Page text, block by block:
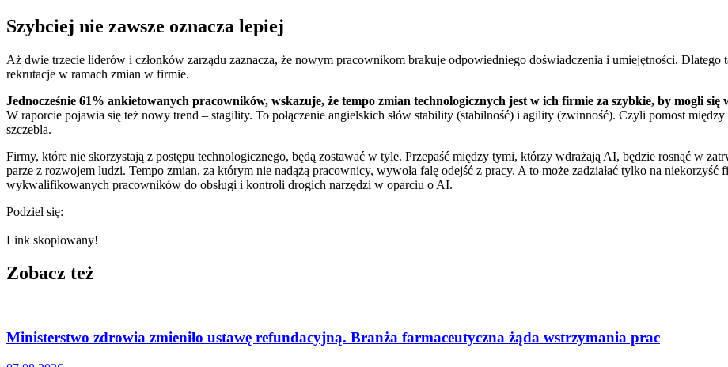
Szybciej nie zawsze oznacza lepiej
Aż dwie trzecie liderów i członków zarządu zaznacza, że nowym pracownikom brakuje odpowiedniego doświadczenia i umiejętności.
rekrutacje w ramach zmian w firmie.
Jednocześnie 61% ankietowanych pracowników, wskazuje, że tempo zmian technologicznych jest w ich firmie za szybkie, by mogli się
W raporcie pojawia się też nowy trend – stagility. To połączenie angielskich słów stability (stabilność) i agility (zwinność). Czyli pomost
szczebla.
Firmy, które nie skorzystają z postępu technologicznego, będą zostawać w tyle. Przepaść między tymi, którzy wdrażają AI, będzie rosnąć w
parze z rozwojem ludzi. Tempo zmian, za którym nie nadążą pracownicy, wywoła falę odejść z pracy. A to może zadziałać tylko na
wykwalifikowanych pracowników do obsługi i kontroli drogich narzędzi w oparciu o AI.
Podziel się:
Link skopiowany!
Zobacz też
Ministerstwo zdrowia zmieniło ustawę refundacyjną. Branża farmaceutyczna żąda wstrzymania prac